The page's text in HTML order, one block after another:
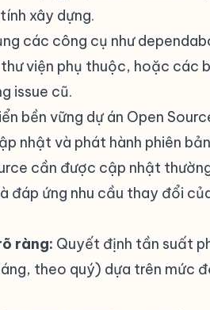
xây dựng.
các công cụ như
viện phụ thuộc, hoặc các
issue cũ.
bền vững dự án Open
nhật và phát hành phiên
cần được cập nhật
đáp ứng nhu cầu thay đổi
ràng: Quyết định tần suất
theo quý) dựa trên mức